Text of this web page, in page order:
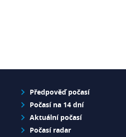
Předpověď počasí
Počasí na 14 dní
Aktuální počasí
Počasí radar